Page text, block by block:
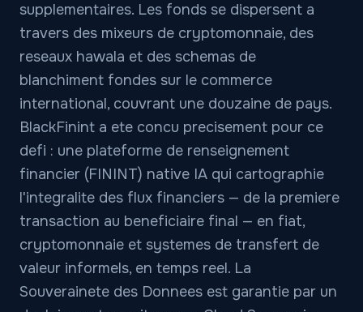
supplementaires. Les fonds se dispersent a
travers des mixeurs de cryptomonnaie, des
reseaux hawala et des schemas de
blanchiment fondes sur le commerce
international, couvrant une douzaine de pays.
BlackFinint a ete concu precisement pour ce
defi : une plateforme de renseignement
financier (FININT) native IA qui cartographie
l'integralite des flux financiers — de la premiere
transaction au beneficiaire final — en fiat,
cryptomonnaie et systemes de transfert de
valeur informels, en temps reel. La
Souverainete des Donnees est garantie par un